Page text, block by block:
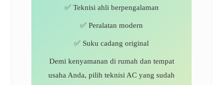
✅ Teknisi ahli berpengalaman
✅ Peralatan modern
✅ Suku cadang original
Demi kenyamanan di rumah dan tempat
usaha Anda, pilih teknisi AC yang sudah